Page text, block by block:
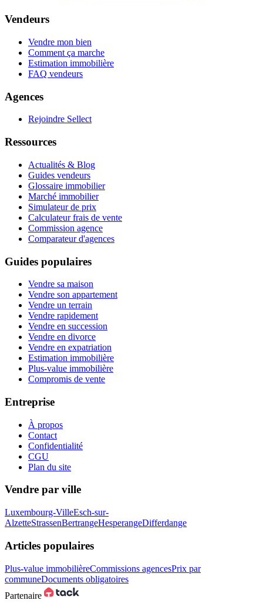
Vendeurs
Vendre mon bien
Comment ça marche
Estimation immobilière
FAQ vendeurs
Agences
Rejoindre Sellect
Ressources
Actualités & Blog
Guides vendeurs
Glossaire immobilier
Marché immobilier
Simulateur de prix
Calculateur frais de vente
Commission agence
Comparateur d'agences
Guides populaires
Vendre sa maison
Vendre son appartement
Vendre un terrain
Vendre rapidement
Vendre en succession
Vendre en divorce
Vendre en expatriation
Estimation immobilière
Plus-value immobilière
Compromis de vente
Entreprise
À propos
Contact
Confidentialité
CGU
Plan du site
Vendre par ville
Luxembourg-VilleEsch-sur-
AlzetteStrassenBertrangeHesperangeDifferdange
Articles populaires
Plus-value immobilièreCommissions agencesPrix par
communeDocuments obligatoires
Partenaire